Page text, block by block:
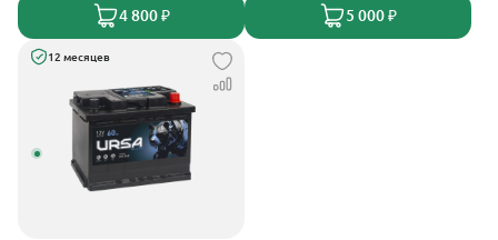
4 800 ₽ 5 000 ₽
12 месяцев